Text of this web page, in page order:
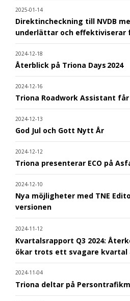
2025-01-14
Direktincheckning till NVDB
underlättar och effektiviserar
2024-12-18
Återblick på Triona Days 2024
2024-12-16
Triona Roadwork Assistant
2024-12-13
God Jul och Gott Nytt År
2024-12-12
Triona presenterar ECO på
2024-12-10
Nya möjligheter med TNE
versionen
2024-11-12
Kvartalsrapport Q3 2024:
ökar trots ett svagare kvartal
2024-11-04
Triona deltar på